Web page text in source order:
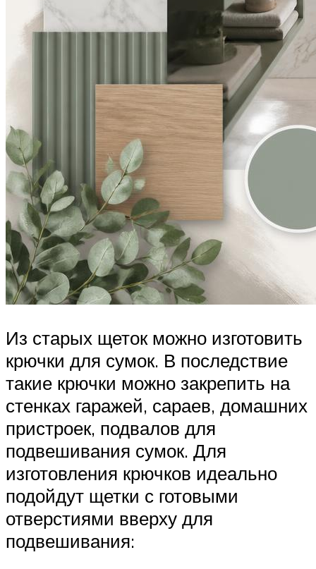
Из старых щеток можно изготовить
крючки для сумок. В последствие
такие крючки можно закрепить на
стенках гаражей, сараев, домашних
пристроек, подвалов для
подвешивания сумок. Для
изготовления крючков идеально
подойдут щетки с готовыми
отверстиями вверху для
подвешивания: